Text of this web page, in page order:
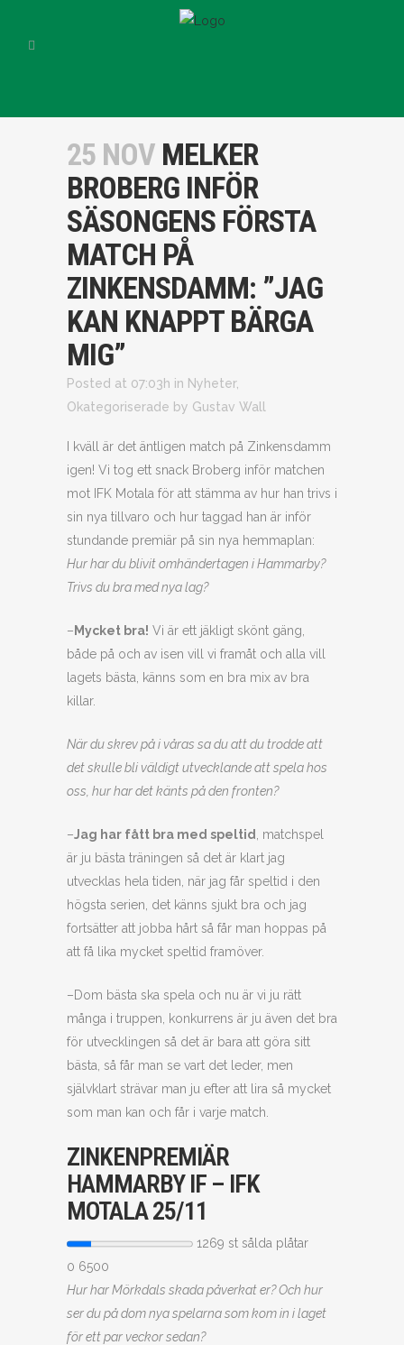
25 NOV MELKER
BROBERG INFÖR
SÄSONGENS FÖRSTA
MATCH PÅ
ZINKENSDAMM: ”JAG
KAN KNAPPT BÄRGA
MIG”
Posted at 07:03h in Nyheter,
Okategoriserade by Gustav Wall
I kväll är det äntligen match på Zinkensdamm
igen! Vi tog ett snack Broberg inför matchen
mot IFK Motala för att stämma av hur han trivs i
sin nya tillvaro och hur taggad han är inför
stundande premiär på sin nya hemmaplan:
Hur har du blivit omhändertagen i Hammarby?
Trivs du bra med nya lag?
– Mycket bra! Vi är ett jäkligt skönt gäng,
både på och av isen vill vi framåt och alla vill
lagets bästa, känns som en bra mix av bra
killar.
När du skrev på i våras sa du att du trodde att
det skulle bli väldigt utvecklande att spela hos
oss, hur har det känts på den fronten?
–Jag har fått bra med speltid
, matchspel
är ju bästa träningen så det är klart jag
utvecklas hela tiden, när jag får speltid i den
högsta serien, det känns sjukt bra och jag
fortsätter att jobba hårt så får man hoppas på
att få lika mycket speltid framöver.
–Dom bästa ska spela och nu är vi ju rätt
många i truppen, konkurrens är ju även det bra
för utvecklingen så det är bara att göra sitt
bästa, så får man se vart det leder, men
självklart strävar man ju efter att lira så mycket
som man kan och får i varje match.
ZINKENPREMIÄR
HAMMARBY IF – IFK
MOTALA 25/11
1269 st sålda plåtar
0 6500
Hur har Mörkdals skada påverkat er? Och hur
ser du på dom nya spelarna som kom in i laget
för ett par veckor sedan?